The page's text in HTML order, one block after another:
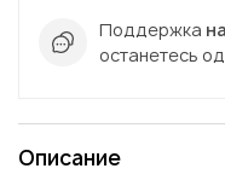
Поддержка
останетесь
Описание